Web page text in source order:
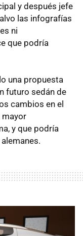
y después jefe
las infografías
ni
que podría
una propuesta
futuro sedán de
cambios en el
mayor
y que podría
alemanes.